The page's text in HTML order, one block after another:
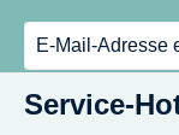
Service-